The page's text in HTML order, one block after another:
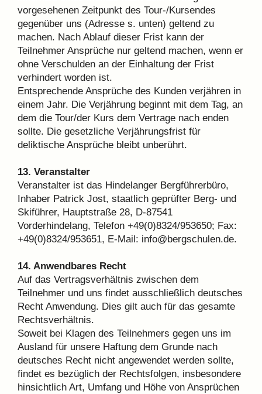
vorgesehenen Zeitpunkt des Tour-/Kursendes
gegenüber uns (Adresse s. unten) geltend zu
machen. Nach Ablauf dieser Frist kann der
Teilnehmer Ansprüche nur geltend machen, wenn er
ohne Verschulden an der Einhaltung der Frist
verhindert worden ist.
Entsprechende Ansprüche des Kunden verjähren in
einem Jahr. Die Verjährung beginnt mit dem Tag, an
dem die Tour/der Kurs dem Vertrage nach enden
sollte. Die gesetzliche Verjährungsfrist für
deliktische Ansprüche bleibt unberührt.
13. Veranstalter
Veranstalter ist das Hindelanger Bergführerbüro,
Inhaber Patrick Jost, staatlich geprüfter Berg- und
Skiführer, Hauptstraße 28, D-87541
Vorderhindelang, Telefon +49(0)8324/953650; Fax:
+49(0)8324/953651, E-Mail: info@bergschulen.de.
14. Anwendbares Recht
Auf das Vertragsverhältnis zwischen dem
Teilnehmer und uns findet ausschließlich deutsches
Recht Anwendung. Dies gilt auch für das gesamte
Rechtsverhältnis.
Soweit bei Klagen des Teilnehmers gegen uns im
Ausland für unsere Haftung dem Grunde nach
deutsches Recht nicht angewendet werden sollte,
findet es bezüglich der Rechtsfolgen, insbesondere
hinsichtlich Art, Umfang und Höhe von Ansprüchen